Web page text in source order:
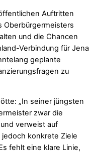
Auftritten
Oberbürgermeisters
und die Chancen
Verbindung für Jena
geplante
zu
„In seiner jüngsten
zwar die
verweist auf
konkrete Ziele
fehlt eine klare Linie,